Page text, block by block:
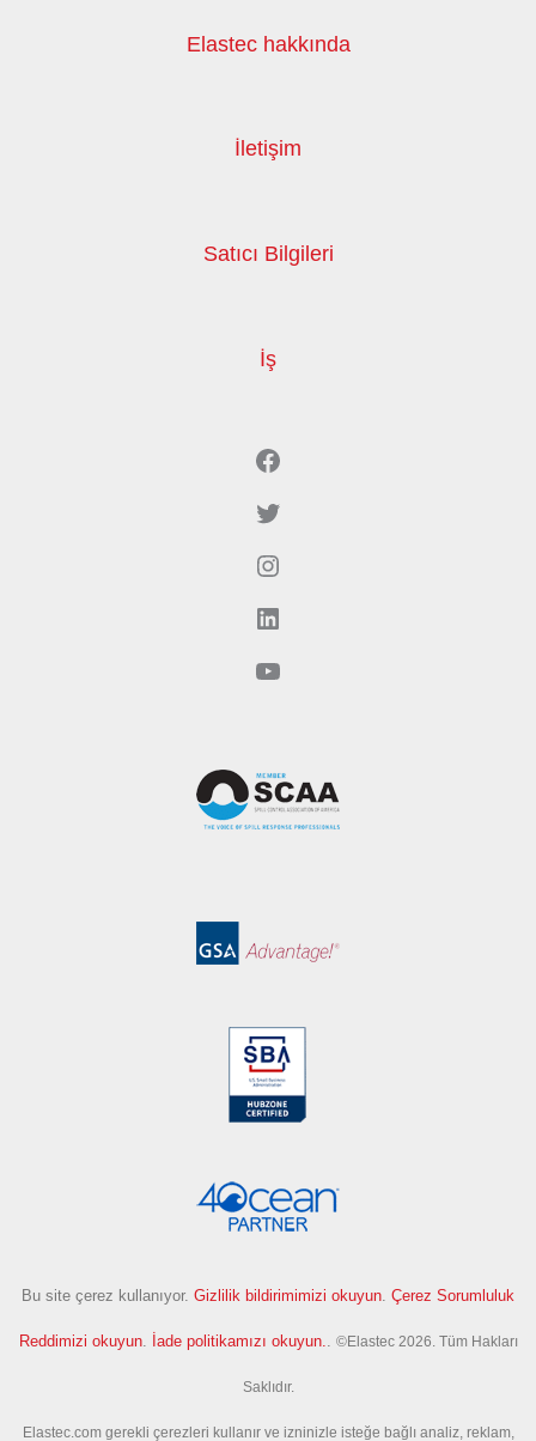
Elastec hakkında
İletişim
Satıcı Bilgileri
İş
Facebook
Twitter
Instagram
LinkedIn
YouTube
Bu site çerez kullanıyor. Gizlilik bildirimimizi okuyun. Çerez Sorumluluk
Reddimizi okuyun. İade politikamızı okuyun.. ©Elastec 2026. Tüm Hakları
Saklıdır.
Elastec.com gerekli çerezleri kullanır ve izninizle isteğe bağlı analiz, reklam,